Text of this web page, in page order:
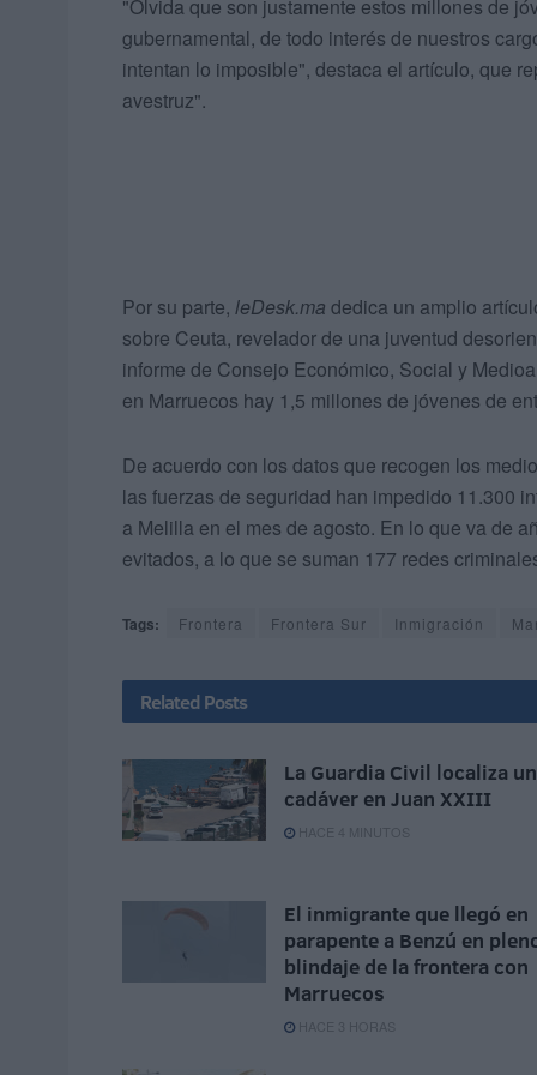
"Olvida que son justamente estos millones de
gubernamental, de todo interés de nuestros
intentan lo imposible", destaca el artículo, que
avestruz".
Por su parte, leDesk.ma dedica un amplio
sobre Ceuta, revelador de una juventud
informe de Consejo Económico, Social y
en Marruecos hay 1,5 millones de jóvenes de
De acuerdo con los datos que recogen los
las fuerzas de seguridad han impedido 11.300
a Melilla en el mes de agosto. En lo que va de
evitados, a lo que se suman 177 redes
Tags: Frontera Frontera Sur Inmigración
Related Posts
La Guardia Civil localiza un
cadáver en Juan XXIII
HACE 4 MINUTOS
El inmigrante que llegó en
parapente a Benzú en
blindaje de la frontera con
Marruecos
HACE 3 HORAS